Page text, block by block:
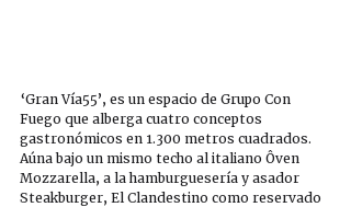
‘Gran Vía55’, es un espacio de Grupo Con
Fuego que alberga cuatro conceptos
gastronómicos en 1.300 metros cuadrados.
Aúna bajo un mismo techo al italiano Ôven
Mozzarella, a la hamburguesería y asador
Steakburger, El Clandestino como reservado